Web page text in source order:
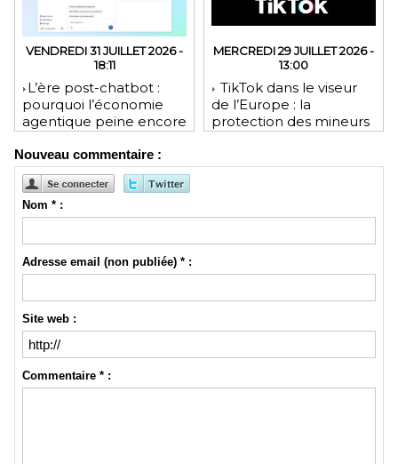
VENDREDI 31 JUILLET 2026 -
18:11
​L’ère post-chatbot :
pourquoi l’économie
agentique peine encore
financières
MERCREDI 29 JUILLET 2026 -
13:00
TikTok dans le viseur
de l’Europe : la
protection des mineurs
Nouveau commentaire :
Nom * :
Adresse email (non publiée) * :
Site web :
Commentaire * :